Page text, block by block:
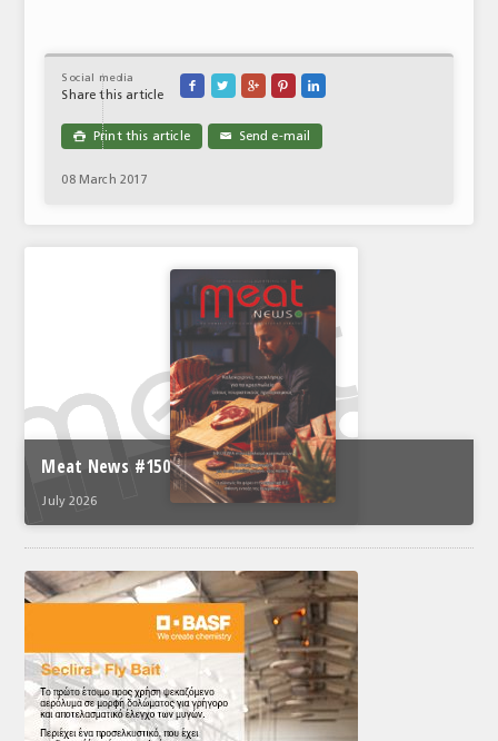
Social media
Share this article
    
 Print this article ✉ Send e-mail
08 March 2017
Meat News #150
July 2026